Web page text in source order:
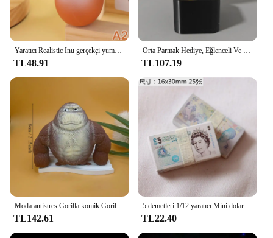
Yaratıcı Realistic Inu gerçekçi yumurta şekli PVC ev ofisleri için masa dekoru köpek ve yumurta birliği süslemeleri eğlenceli yılbaşı hediyeleri
TL48.91
Orta Parmak Hediye, Eğlenceli Ve Yaratıcı Hediye Kutusu, Ofis Masası Dekorasyonu, Ev Dekorasyonu Hediye Kutusu, Prank Stres Giderici Hediye Kutusu
TL107.19
Moda antistres Gorilla komik Gorilla dekompresyon oyuncak bebek dekompresyon yaratıcı oyuncak yıkılmaz yumuşak Gorilla heykeli
TL142.61
5 demetleri 1/12 yaratıcı Mini dolar para minyatür banknot çocuk oyuncakları hediyeler Dollhouse minyatür aksesuarları
TL22.40